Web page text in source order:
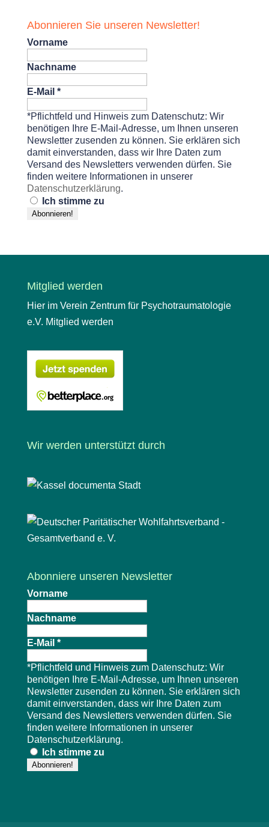
Abonnieren Sie unseren Newsletter!
Vorname
Nachname
E-Mail *
*Pflichtfeld und Hinweis zum Datenschutz: Wir
benötigen Ihre E-Mail-Adresse, um Ihnen unseren
Newsletter zusenden zu können. Sie erklären sich
damit einverstanden, dass wir Ihre Daten zum
Versand des Newsletters verwenden dürfen. Sie
finden weitere Informationen in unserer
Datenschutzerklärung.
Ich stimme zu
Mitglied werden
Hier im Verein Zentrum für Psychotraumatologie
e.V. Mitglied werden
Wir werden unterstützt durch
Abonniere unseren Newsletter
Vorname
Nachname
E-Mail *
*Pflichtfeld und Hinweis zum Datenschutz: Wir
benötigen Ihre E-Mail-Adresse, um Ihnen unseren
Newsletter zusenden zu können. Sie erklären sich
damit einverstanden, dass wir Ihre Daten zum
Versand des Newsletters verwenden dürfen. Sie
finden weitere Informationen in unserer
Datenschutzerklärung.
Ich stimme zu